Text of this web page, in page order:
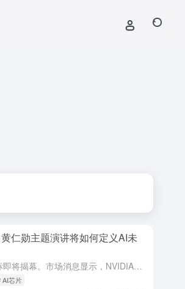
仁勋主题演讲将如何定义AI未
全球AI计算领域的年度风向标即将揭幕。市场消息显示，NVIDIA年度GPU技术大会（GTC）将于下周在美国圣何塞拉开帷幕，备受瞩目的首席执行官黄仁勋（Jensen Huang）主题演讲定于太平洋时间周...
AI芯片